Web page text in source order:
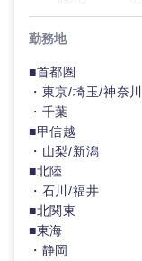
甲信越・北
勤務地
■首都圏
・東京/埼玉/神奈川
・千葉
■甲信越
・山梨/新潟
■北陸
・石川/福井
■北関東
■東海
・静岡